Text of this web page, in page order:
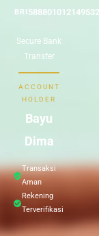
BRI 588801012149532
Secure Bank
Transfer
ACCOUNT
HOLDER
Bayu
Dima
Transaksi
Aman
Rekening
Terverifikasi